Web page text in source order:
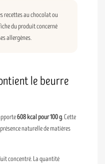
recettes au chocolat ou
du produit concerné
allergènes.
le beurre
608 kcal pour 100 g. Cette
naturelle de matières
concentré. La quantité